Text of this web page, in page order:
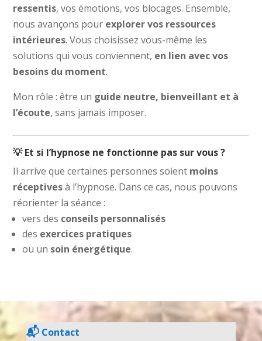
ressentis, vos émotions, vos blocages. Ensemble,
nous avançons pour explorer vos ressources
intérieures. Vous choisissez vous-même les
solutions qui vous conviennent, en lien avec vos
besoins du moment.
Mon rôle : être un guide neutre, bienveillant et à
l’écoute, sans jamais imposer.
💡 Et si l’hypnose ne fonctionne pas sur vous ?
Il arrive que certaines personnes soient moins
réceptivesà l’hypnose. Dans ce cas, nous pouvons
réorienter la séance :
vers des conseils personnalisés
des exercices pratiques
ou un soin énergétique.
📬Contact